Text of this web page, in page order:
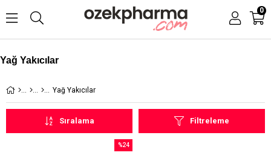
0
Yağ Yakıcılar
Yağ Yakıcılar
Filtreleme
Sıralama
%24